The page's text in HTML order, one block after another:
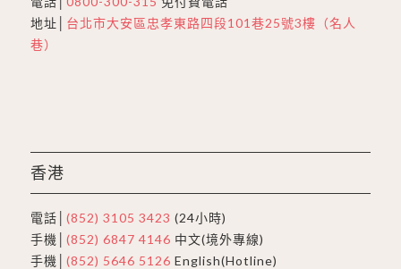
地址│ 台北市大安區忠孝東路四段101巷25號3樓（名人
巷）
香港
電話│ (852) 3105 3423 (24小時)
手機│ (852) 6847 4146 中文(境外專線)
手機│ (852) 5646 5126 English(Hotline)